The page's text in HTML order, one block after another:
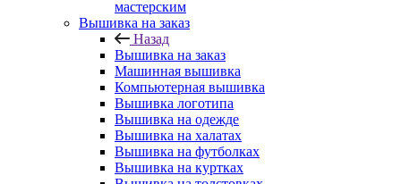
мастерским
Вышивка на заказ
Назад
Вышивка на заказ
Машинная вышивка
Компьютерная вышивка
Вышивка логотипа
Вышивка на одежде
Вышивка на халатах
Вышивка на футболках
Вышивка на куртках